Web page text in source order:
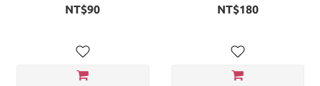
NT$90 NT$180